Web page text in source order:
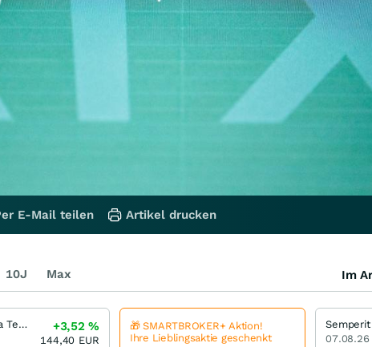
E-Mail teilen Artikel drucken
10J Max Im
AT & S Austria Technologie & Systemtechnik
+3,52%
144,40 EUR
🎁 SMARTBROKER+ Aktion!
Ihre Lieblingsaktie geschenkt
07.08.26